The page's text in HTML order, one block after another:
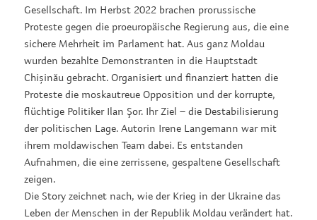
Gesellschaft. Im Herbst 2022 brachen prorussische
Proteste gegen die proeuropäische Regierung aus, die eine
sichere Mehrheit im Parlament hat. Aus ganz Moldau
wurden bezahlte Demonstranten in die Hauptstadt
Chișinău gebracht. Organisiert und finanziert hatten die
Proteste die moskautreue Opposition und der korrupte,
flüchtige Politiker Ilan Şor. Ihr Ziel – die Destabilisierung
der politischen Lage. Autorin Irene Langemann war mit
ihrem moldawischen Team dabei. Es entstanden
Aufnahmen, die eine zerrissene, gespaltene Gesellschaft
zeigen.
Die Story zeichnet nach, wie der Krieg in der Ukraine das
Leben der Menschen in der Republik Moldau verändert hat.